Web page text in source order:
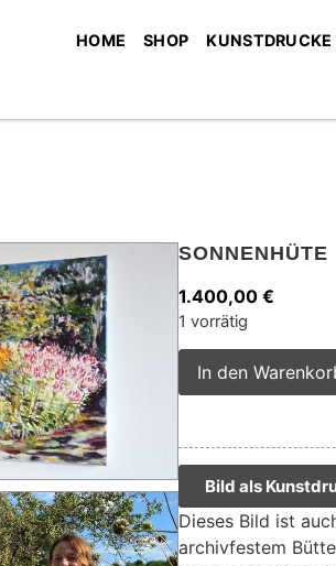
HOME SHOP KUNSTDRUCKE
SONNENHÜTE
1.400,00 €
1 vorrätig
In den
Bild als
Dieses Bild ist
archivfestem